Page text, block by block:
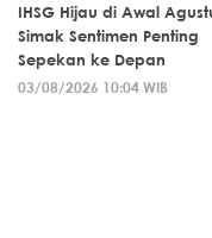
IHSG Hijau di Awal
Simak Sentimen Penting
Sepekan ke Depan
03/08/2026 10:04 WIB